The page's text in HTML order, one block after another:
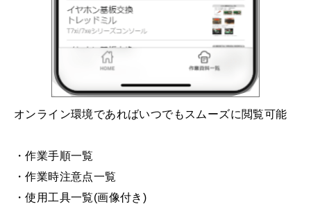
オンライン環境であればいつでもスムーズに閲覧可能
・作業手順一覧
・作業時注意点一覧
・使用工具一覧(画像付き)